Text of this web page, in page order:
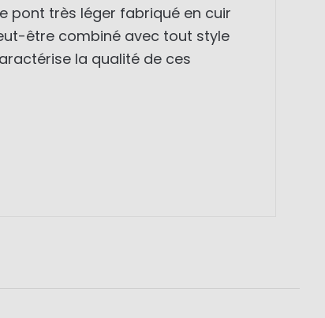
pont très léger fabriqué en cuir
être combiné avec tout style
la qualité de ces